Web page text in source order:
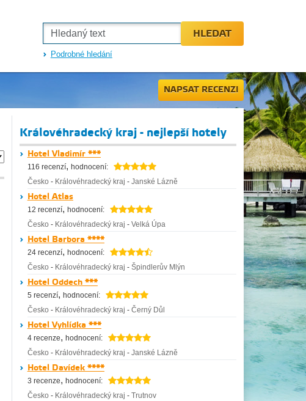
HLEDAT
Podrobné hledání
NAPSAT RECENZI
Královéhradecký kraj - nejlepší hotely
Hotel Vladimír ***
116 recenzí, hodnocení:
Česko - Královéhradecký kraj - Janské Lázně
Hotel Atlas
12 recenzí, hodnocení:
Česko - Královéhradecký kraj - Velká Úpa
Hotel Barbora ****
24 recenzí, hodnocení:
Česko - Královéhradecký kraj - Špindlerův Mlýn
Hotel Oddech ***
5 recenzí, hodnocení:
Česko - Královéhradecký kraj - Černý Důl
Hotel Vyhlídka ***
4 recenze, hodnocení:
Česko - Královéhradecký kraj - Janské Lázně
Hotel Davídek ****
3 recenze, hodnocení:
Česko - Královéhradecký kraj - Trutnov